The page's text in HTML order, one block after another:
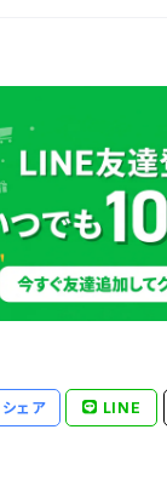
シェア LINE